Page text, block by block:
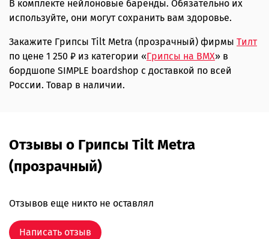
В комплекте нейлоновые баренды. Обязательно их
используйте, они могут сохранить вам здоровье.
Закажите Грипсы Tilt Metra (прозрачный) фирмы Тилт
по цене 1 250 ₽ из категории «Грипсы на BMX» в
бордшопе SIMPLE boardshop с доставкой по всей
России. Товар в наличии.
Отзывы о Грипсы Tilt Metra
(прозрачный)
Отзывов еще никто не оставлял
Написать отзыв